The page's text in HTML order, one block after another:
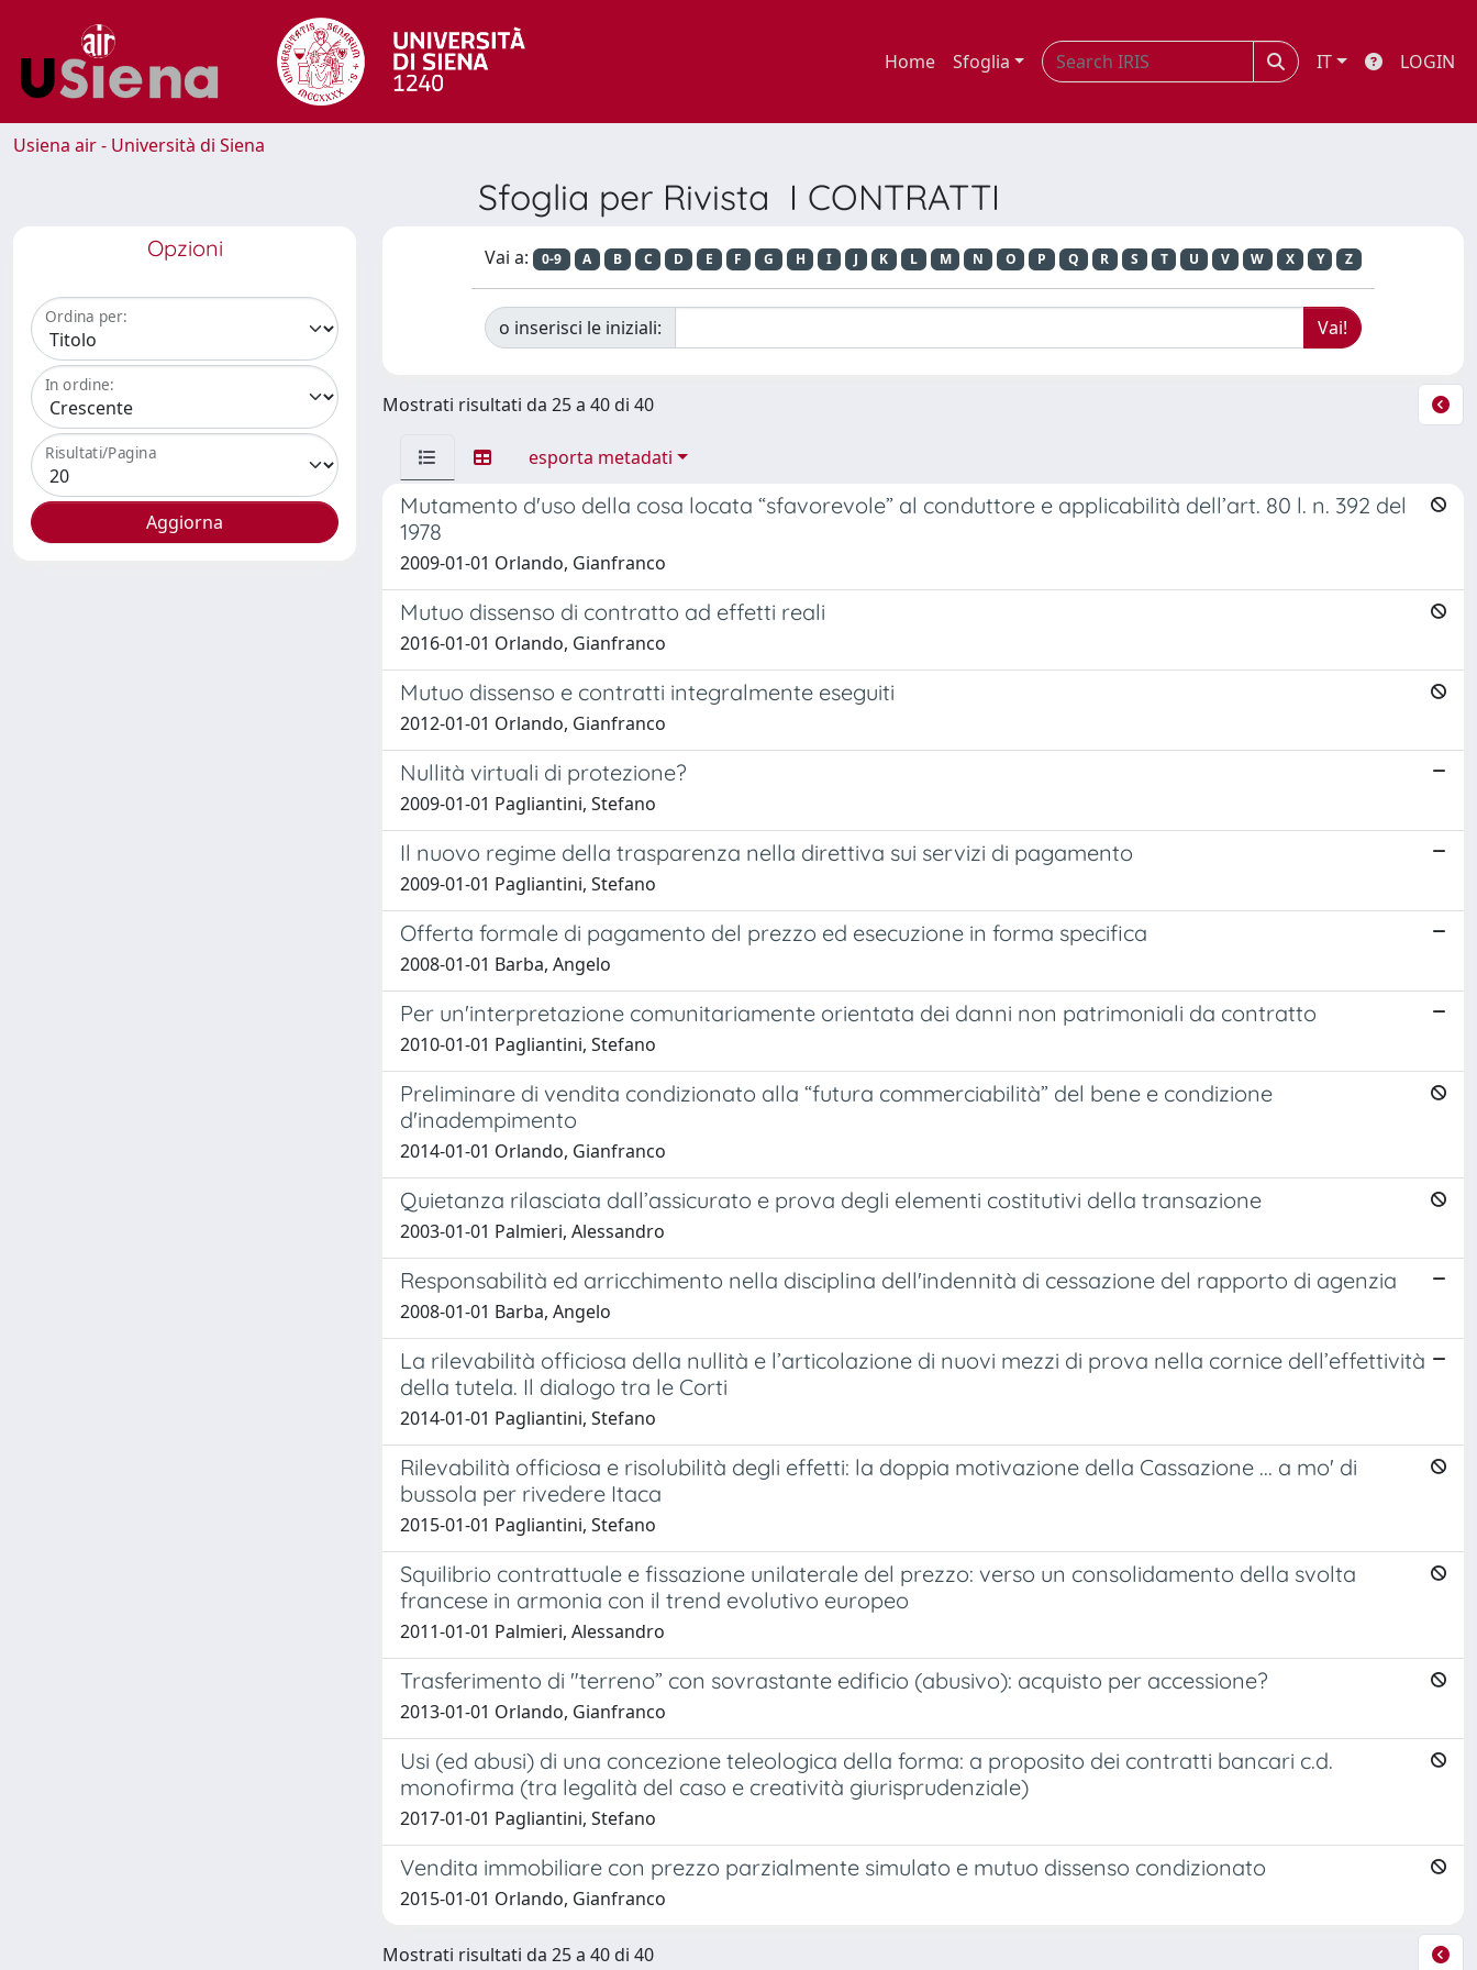
Home Sfoglia IT LOGIN
Usiena air - Università di Siena
Sfoglia per Rivista I CONTRATTI
Opzioni
Ordina per:
In ordine:
Risultati/Pagina
Vai a: 0-9 A B C D E F G H I J K L M N O P Q R S T U V W X Y Z
o inserisci le iniziali:
Mostrati risultati da 25 a 40 di 40
esporta metadati
Mutamento d'uso della cosa locata “sfavorevole” al conduttore e applicabilità dell’art. 80 l. n. 392 del
1978
2009-01-01 Orlando, Gianfranco
Mutuo dissenso di contratto ad effetti reali
2016-01-01 Orlando, Gianfranco
Mutuo dissenso e contratti integralmente eseguiti
2012-01-01 Orlando, Gianfranco
Nullità virtuali di protezione?
2009-01-01 Pagliantini, Stefano
Il nuovo regime della trasparenza nella direttiva sui servizi di pagamento
2009-01-01 Pagliantini, Stefano
Offerta formale di pagamento del prezzo ed esecuzione in forma specifica
2008-01-01 Barba, Angelo
Per un'interpretazione comunitariamente orientata dei danni non patrimoniali da contratto
2010-01-01 Pagliantini, Stefano
Preliminare di vendita condizionato alla “futura commerciabilità” del bene e condizione
d'inadempimento
2014-01-01 Orlando, Gianfranco
Quietanza rilasciata dall’assicurato e prova degli elementi costitutivi della transazione
2003-01-01 Palmieri, Alessandro
Responsabilità ed arricchimento nella disciplina dell'indennità di cessazione del rapporto di agenzia
2008-01-01 Barba, Angelo
La rilevabilità officiosa della nullità e l’articolazione di nuovi mezzi di prova nella cornice dell’effettività
della tutela. Il dialogo tra le Corti
2014-01-01 Pagliantini, Stefano
Rilevabilità officiosa e risolubilità degli effetti: la doppia motivazione della Cassazione ... a mo' di
bussola per rivedere Itaca
2015-01-01 Pagliantini, Stefano
Squilibrio contrattuale e fissazione unilaterale del prezzo: verso un consolidamento della svolta
francese in armonia con il trend evolutivo europeo
2011-01-01 Palmieri, Alessandro
Trasferimento di "terreno” con sovrastante edificio (abusivo): acquisto per accessione?
2013-01-01 Orlando, Gianfranco
Usi (ed abusi) di una concezione teleologica della forma: a proposito dei contratti bancari c.d.
monofirma (tra legalità del caso e creatività giurisprudenziale)
2017-01-01 Pagliantini, Stefano
Vendita immobiliare con prezzo parzialmente simulato e mutuo dissenso condizionato
2015-01-01 Orlando, Gianfranco
Mostrati risultati da 25 a 40 di 40